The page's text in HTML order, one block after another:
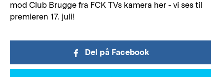
mod Club Brugge fra FCK TVs kamera her - vi ses til
premieren 17. juli!
Del på Facebook